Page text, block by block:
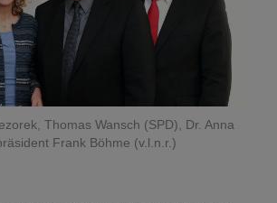
Thomas Wansch (SPD), Dr. Anna
Frank Böhme (v.l.n.r.)